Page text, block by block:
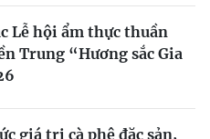
Lễ hội ẩm thực thuần
Trung “Hương sắc Gia
giá trị cà phê đặc sản,